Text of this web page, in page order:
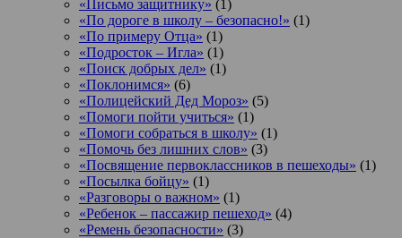
«Письмо защитнику» (1)
«По дороге в школу – безопасно!» (1)
«По примеру Отца» (1)
«Подросток ‒ Игла» (1)
«Поиск добрых дел» (1)
«Поклонимся» (6)
«Полицейский Дед Мороз» (5)
«Помоги пойти учиться» (1)
«Помоги собраться в школу» (1)
«Помочь без лишних слов» (3)
«Посвящение первоклассников в пешеходы» (1)
«Посылка бойцу» (1)
«Разговоры о важном» (1)
«Ребенок – пассажир пешеход» (4)
«Ремень безопасности» (3)